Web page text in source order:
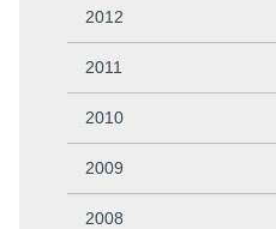
2012
2011
2010
2009
2008